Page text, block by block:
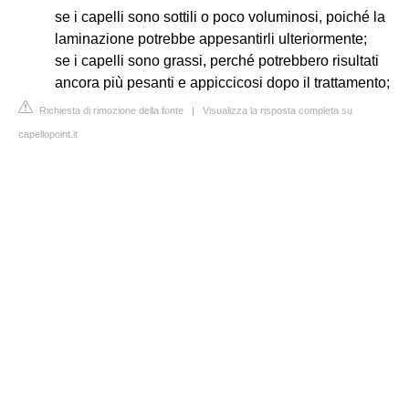
se i capelli sono sottili o poco voluminosi, poiché la
laminazione potrebbe appesantirli ulteriormente;
se i capelli sono grassi, perché potrebbero risultati
ancora più pesanti e appiccicosi dopo il trattamento;
Richiesta di rimozione della fonte | Visualizza la risposta completa su
capellopoint.it